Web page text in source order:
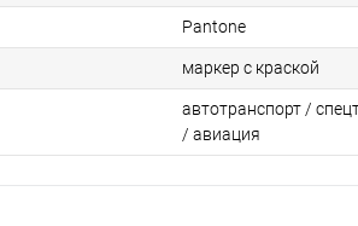
Pantone
маркер с краской
автотранспорт /
/ авиация